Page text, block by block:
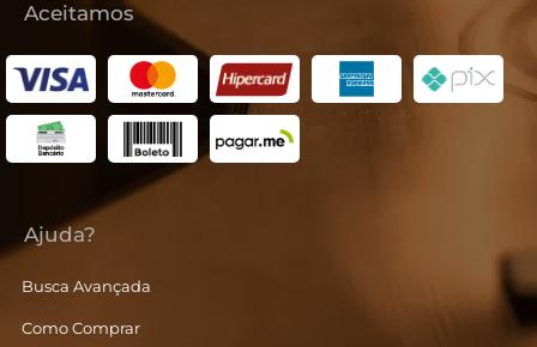
Aceitamos
Ajuda?
Busca Avançada
Como Comprar